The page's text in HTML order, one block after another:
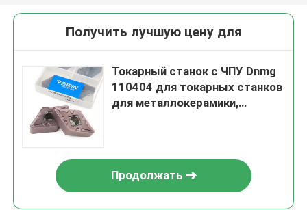
Получить лучшую цену для
Токарный станок с ЧПУ Dnmg
110404 для токарных станков
для металлокерамики,
Продолжать